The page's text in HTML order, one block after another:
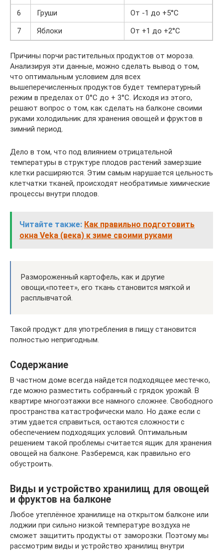
6
Груши
От -1 до +5°C
7
Яблоки От +1 до +2°C
Причины порчи растительных продуктов от мороза.
Анализируя эти данные, можно сделать вывод о том,
что оптимальным условием для всех
вышеперечисленных продуктов будет температурный
режим в пределах от 0°C до + 3°C. Исходя из этого,
решают вопрос о том, как сделать на балконе своими
руками холодильник для хранения овощей и фруктов в
зимний период.
Дело в том, что под влиянием отрицательной
температуры в структуре плодов растений замерзшие
клетки расширяются. Этим самым нарушается цельность
клетчатки тканей, происходят необратимые химические
процессы внутри плодов.
Читайте также: Как правильно подготовить
окна Veka (века) к зиме своими руками
Размороженный картофель, как и другие
овощи,«потеет», его ткань становится мягкой и
расплывчатой.
Такой продукт для употребления в пищу становится
полностью непригодным.
Содержание
В частном доме всегда найдется подходящее местечко,
где можно разместить собранный с грядок урожай. В
квартире многоэтажки все намного сложнее. Свободного
пространства катастрофически мало. Но даже если с
этим удается справиться, остаются сложности с
обеспечением подходящих условий. Оптимальным
решением такой проблемы считается ящик для хранения
овощей на балконе. Разберемся, как правильно его
обустроить.
Виды и устройство хранилищ для овощей
и фруктов на балконе
Любое утеплённое хранилище на открытом балконе или
лоджии при сильно низкой температуре воздуха не
сможет защитить продукты от заморозки. Поэтому мы
рассмотрим виды и устройство хранилищ внутри